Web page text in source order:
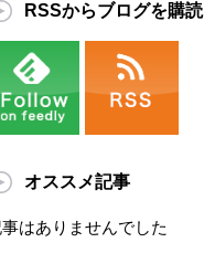
RSSからブログを購読
オススメ記事
はありませんでした